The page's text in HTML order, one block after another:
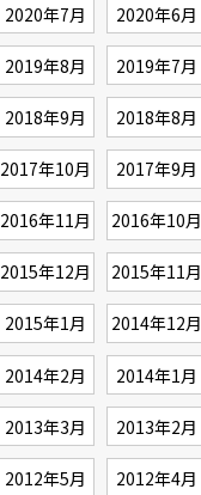
2020年7月 2020年6月
2019年8月 2019年7月
2018年9月 2018年8月
2017年10月 2017年9月
2016年11月 2016年10月
2015年12月 2015年11月
2015年1月 2014年12月
2014年2月 2014年1月
2013年3月 2013年2月
2012年5月 2012年4月